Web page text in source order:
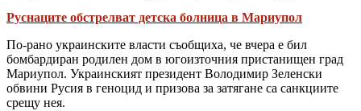
Руснаците обстрелват детска болница в Мариупол
По-рано украинските власти съобщиха, че вчера е бил
бомбардиран родилен дом в югоизточния пристанищен град
Мариупол. Украинският президент Володимир Зеленски
обвини Русия в геноцид и призова за затягане са санкциите
срещу нея.